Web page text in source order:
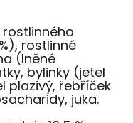
rostlinné
(lněné
bylinky (jetel
plazivý, řebříček
juka.